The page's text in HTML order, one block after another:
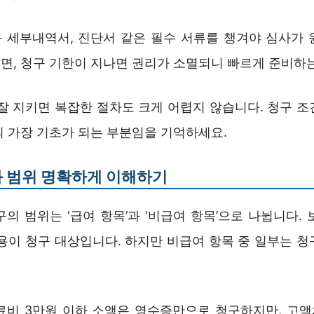
세부내역서, 진단서 같은 필수 서류를 챙겨야 심사가
, 청구 기한이 지나면 권리가 소멸되니 빠르게 준비하
지키면 복잡한 절차도 크게 어렵지 않습니다. 청구 조
가장 기초가 되는 부분임을 기억하세요.
위 명확하게 이해하기
범위는 ‘급여 항목’과 ‘비급여 항목’으로 나뉩니다.
이 청구 대상입니다. 하지만 비급여 항목 중 일부는 청
비 3만원 이하 소액은 영수증만으로 청구하지만, 고